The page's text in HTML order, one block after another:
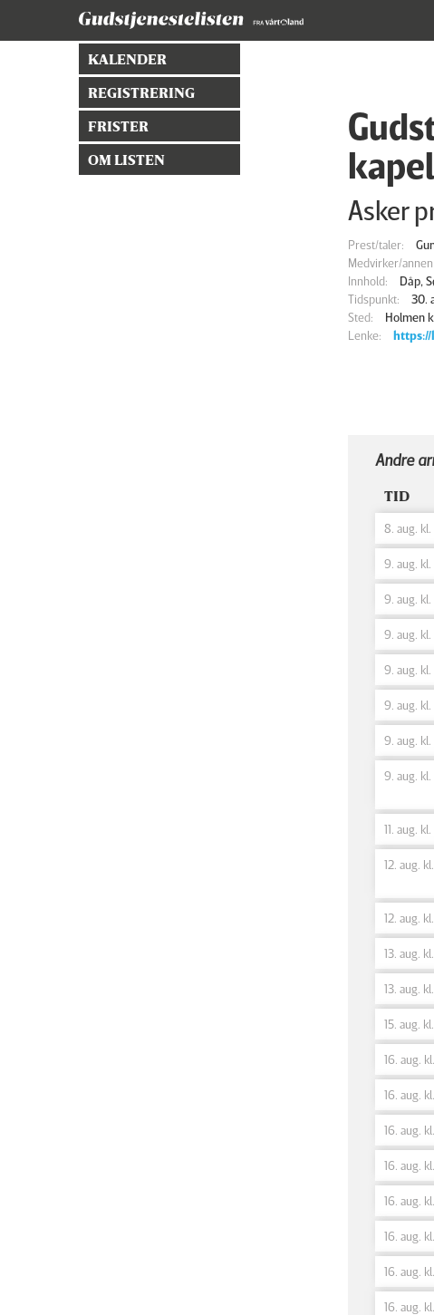
KALENDER
REGISTRERING
FRISTER
OM LISTEN
Asker
Prest/taler:
Medvirker/
Innhold:
Dåp,
Tidspunkt:
30.
Sted:
Holmen
Lenke:
Andre
TID
8. aug.
9. aug. kl.
9. aug. kl.
9. aug. kl.
9. aug. kl.
9. aug. kl.
9. aug. kl.
9. aug.
11. aug.
12. aug.
12. aug.
13. aug.
13. aug.
15. aug.
16. aug.
16. aug.
16. aug.
16. aug.
16. aug.
16. aug.
16. aug.
16. aug.